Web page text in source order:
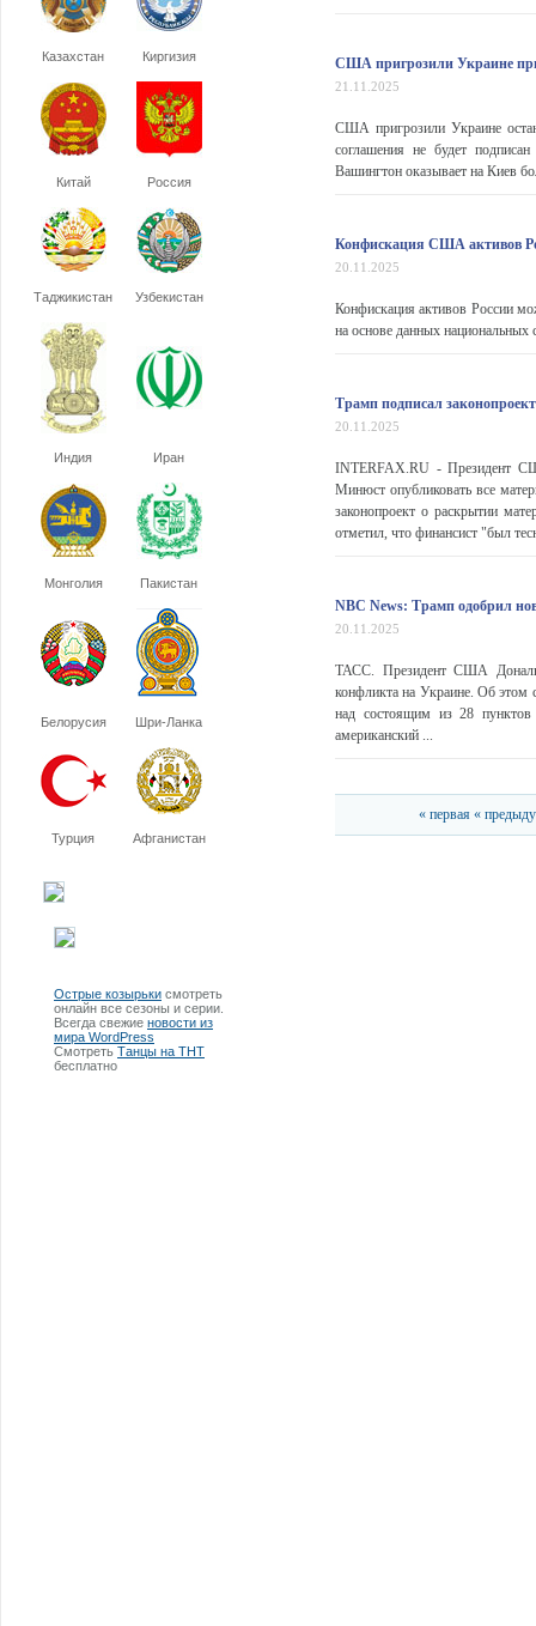
Казахстан Киргизия
Китай Россия
Таджикистан Узбекистан
Индия Иран
Монголия Пакистан
Белорусия Шри-Ланка
Турция Афганистан
Острые козырьки смотреть
онлайн все сезоны и серии.
Всегда свежие новости из
мира WordPress
Смотреть Танцы на ТНТ
бесплатно
США пригрозили Украине при
21.11.2025
США пригрозили Украине
соглашения не будет
Вашингтон оказывает на Киев
Конфискация США активов
20.11.2025
Конфискация активов России
на основе данных
Трамп подписал
20.11.2025
INTERFAX.RU - Президент
Минюст опубликовать все
законопроект о раскрытии
отметил, что финансист "был
NBC News: Трамп одобрил
20.11.2025
ТАСС. Президент США
конфликта на Украине. Об этом
над состоящим из 28
американский ...
« первая «